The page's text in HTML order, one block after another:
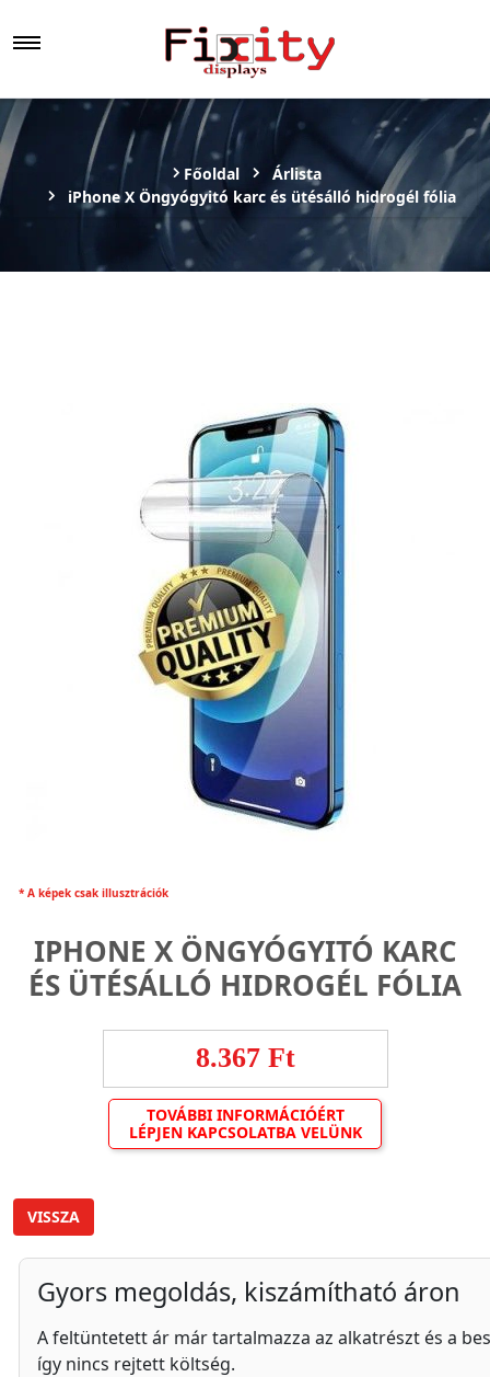
Főoldal
Árlista
iPhone X Öngyógyitó karc és ütésálló hidrogél fólia
* A képek csak illusztrációk
IPHONE X ÖNGYÓGYITÓ KARC
ÉS ÜTÉSÁLLÓ HIDROGÉL FÓLIA
8.367 Ft
TOVÁBBI INFORMÁCIÓÉRT
LÉPJEN KAPCSOLATBA VELÜNK
VISSZA
Gyors megoldás, kiszámítható áron
A feltüntetett ár már tartalmazza az alkatrészt és a
így nincs rejtett költség.